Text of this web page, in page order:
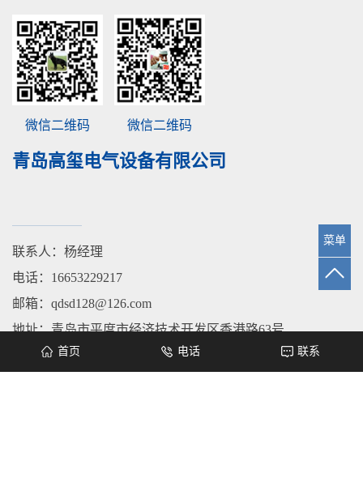
菜单
微信二维码 微信二维码
青岛高玺电气设备有限公司
联系人：杨经理
电话：16653229217
邮箱：qdsd128@126.com
地址：青岛市平度市经济技术开发区香港路63号
城市分站：青岛 平度 莱西 即墨 城阳 胶州
首页 电话 联系